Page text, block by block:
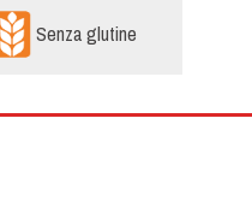
Senza glutine